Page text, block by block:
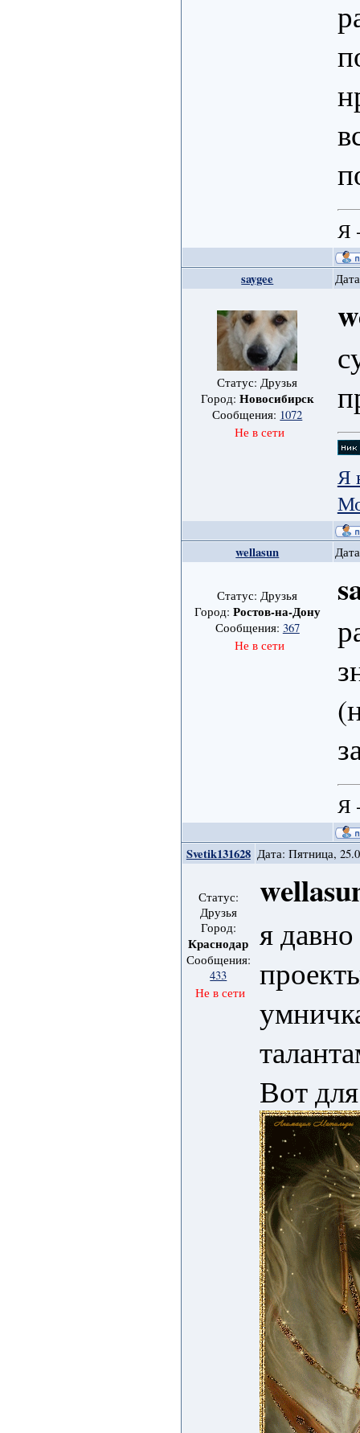
Я
saygee
Статус: Друзья
Город: Новосибирск
Сообщения: 1072
Не в сети
Я
wellasun
Статус: Друзья
Город: Ростов-на-Дону
Сообщения: 367
Не в сети
Я
Svetik131628 Дата: Пятница,
Статус:
Друзья
Город:
Краснодар
Сообщения:
433
Не в сети
я
Вот